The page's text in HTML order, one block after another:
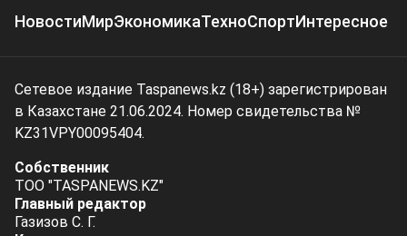
НовостиМирЭкономикаТехноСпортИнтересное
Сетевое издание Taspanews.kz (18+) зарегистрирован
в Казахстане 21.06.2024. Номер свидетельства №
KZ31VPY00095404.
Собственник
ТОО "TASPANEWS.KZ"
Главный редактор
Газизов С. Г.